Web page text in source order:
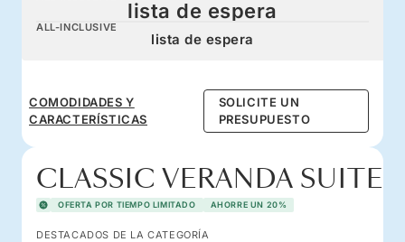
lista de espera
ALL-INCLUSIVE
lista de espera
COMODIDADES Y
CARACTERÍSTICAS
SOLICITE UN
PRESUPUESTO
CLASSIC VERANDA SUITE
OFERTA POR TIEMPO LIMITADO AHORRE UN 20%
DESTACADOS DE LA CATEGORÍA